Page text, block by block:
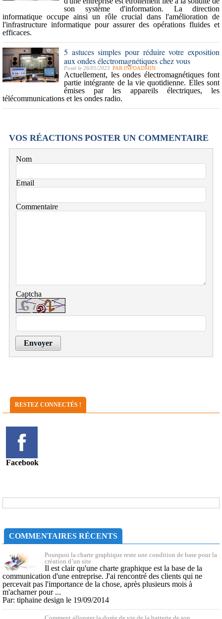
son système d'information. La direction
informatique occupe ainsi un rôle crucial dans l'amélioration de
l'infrastructure informatique pour assurer des opérations fluides et
efficaces.
5 astuces simples pour réduire votre exposition
aux ondes électromagnétiques chez vous
Posté le 26/05/2023 PAR INFOADMIN
Actuellement, les ondes électromagnétiques font
partie intégrante de la vie quotidienne. Elles sont
émises par les appareils électriques, les
télécommunications et les ondes radio.
VOS RÉACTIONS POSTER UN COMMENTAIRE
Nom
Email
Commentaire
Captcha
Envoyer
RESTEZ CONNECTÉS !
Facebook
COMMENTAIRES RÉCENTS
Pourquoi la charte graphique reste une condition de base pour la
création d’un site
Il est clair qu'une charte graphique est la base de la
communication d'une entreprise. J'ai rencontré des clients qui ne
percevait pas l'importance de la chose, après plusieurs mois à
m'acharner pour ...
Par: tiphaine design le 19/09/2014